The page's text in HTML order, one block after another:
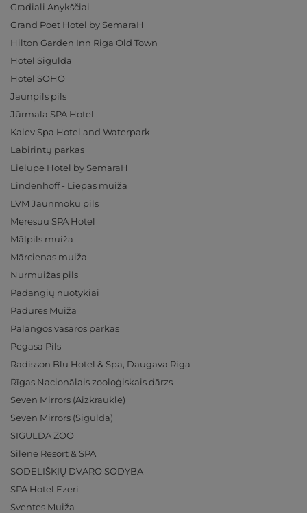
Gradiali Anykščiai
Grand Poet Hotel by SemaraH
Hilton Garden Inn Riga Old Town
Hotel Sigulda
Hotel SOHO
Jaunpils pils
Jūrmala SPA Hotel
Kalev Spa Hotel and Waterpark
Labirintų parkas
Lielupe Hotel by SemaraH
Lindenhoff - Liepas muiža
LVM Jaunmoku pils
Meresuu SPA Hotel
Mālpils muiža
Mārcienas muiža
Nurmuižas pils
Padangių nuotykiai
Padures Muiža
Palangos vasaros parkas
Pegasa Pils
Radisson Blu Hotel & Spa, Daugava Riga
Rīgas Nacionālais zooloģiskais dārzs
Seven Mirrors (Aizkraukle)
Seven Mirrors (Sigulda)
SIGULDA ZOO
Silene Resort & SPA
SODELIŠKIŲ DVARO SODYBA
SPA Hotel Ezeri
Sventes Muiža